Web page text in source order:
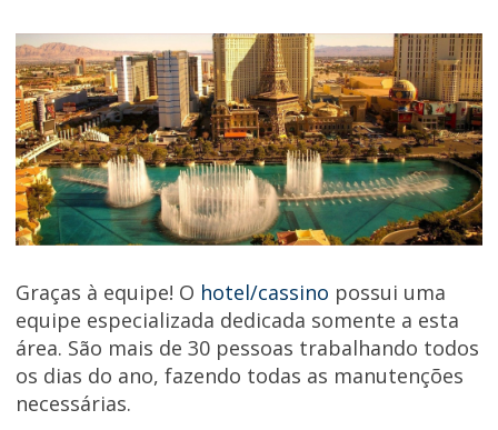
Graças à equipe! O hotel/cassino possui uma
equipe especializada dedicada somente a esta
área. São mais de 30 pessoas trabalhando todos
os dias do ano, fazendo todas as manutenções
necessárias.